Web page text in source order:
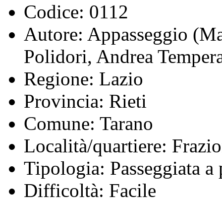
Codice: 0112
Autore: Appasseggio
Polidori, Andrea
Regione: Lazio
Provincia: Rieti
Comune: Tarano
Località/quartiere:
Tipologia: Passeggiata
Difficoltà: Facile